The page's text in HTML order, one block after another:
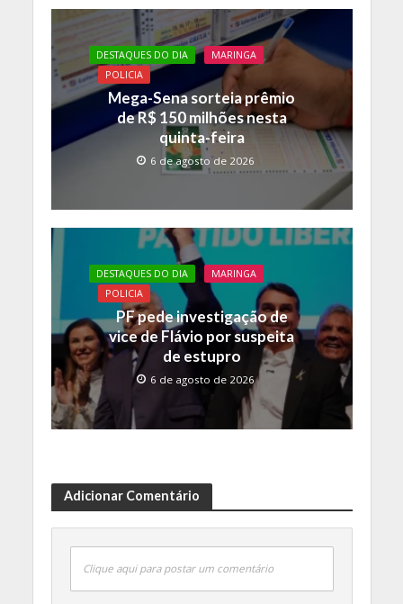
DESTAQUES DO DIA
MARINGA
POLICIA
Mega-Sena sorteia prêmio
de R$ 150 milhões nesta
quinta-feira
6 de agosto de 2026
DESTAQUES DO DIA
MARINGA
POLICIA
PF pede investigação de
vice de Flávio por suspeita
de estupro
6 de agosto de 2026
Adicionar Comentário
Clique aqui para postar um comentário